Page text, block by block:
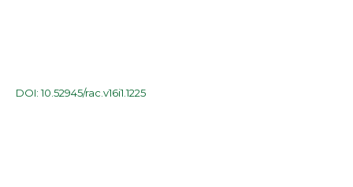
DOI: 10.52945/rac.v16i1.1225